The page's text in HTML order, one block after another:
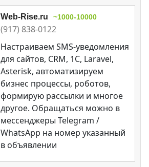
Web-Rise.ru ~1000-10000
(917) 838-0122
Настраиваем SMS-уведомления
для сайтов, CRM, 1C, Laravel,
Asterisk, автоматизируем
бизнес процессы, роботов,
формирую рассылки и многое
другое. Обращаться можно в
мессенджеры Telegram /
WhatsApp на номер указанный
в объявлении